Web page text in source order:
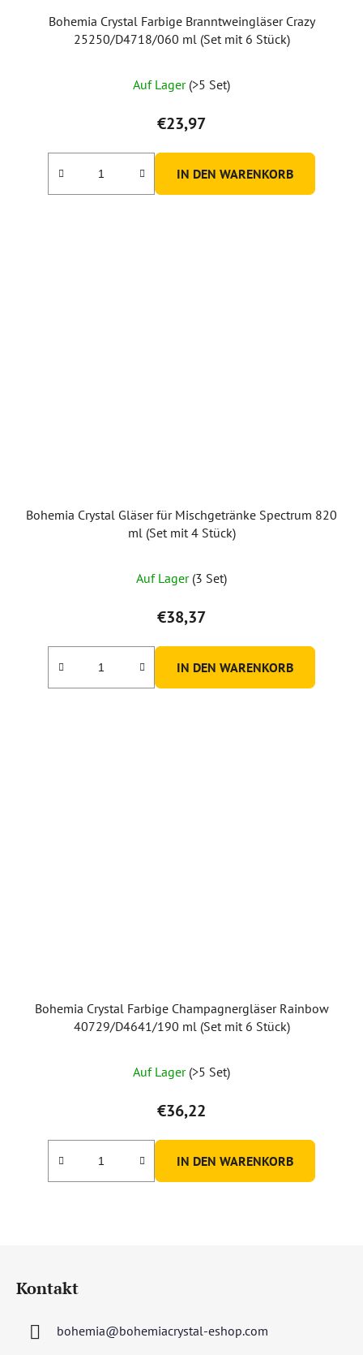
Bohemia Crystal Farbige Branntweingläser Crazy
25250/D4718/060 ml (Set mit 6 Stück)
Auf Lager (>5 Set)
€23,97
IN DEN WARENKORB
Bohemia Crystal Gläser für Mischgetränke Spectrum 820
ml (Set mit 4 Stück)
Auf Lager (3 Set)
€38,37
IN DEN WARENKORB
Bohemia Crystal Farbige Champagnergläser Rainbow
40729/D4641/190 ml (Set mit 6 Stück)
Auf Lager (>5 Set)
€36,22
IN DEN WARENKORB
Kontakt
bohemia@bohemiacrystal-eshop.com